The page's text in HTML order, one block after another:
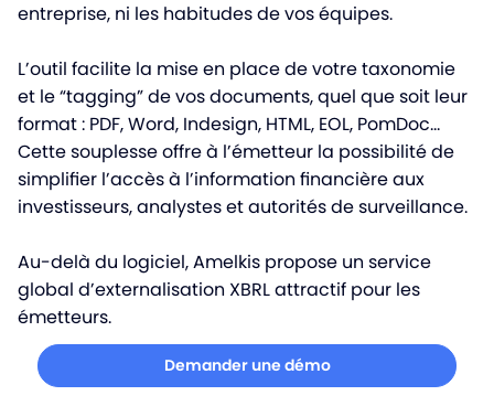
entreprise, ni les habitudes de vos équipes.
L’outil facilite la mise en place de votre taxonomie
et le “tagging” de vos documents, quel que soit leur
format : PDF, Word, Indesign, HTML, EOL, PomDoc…
Cette souplesse offre à l’émetteur la possibilité de
simplifier l’accès à l’information financière aux
investisseurs, analystes et autorités de surveillance.
Au-delà du logiciel, Amelkis propose un service
global d’externalisation XBRL attractif pour les
émetteurs.
Demander une démo